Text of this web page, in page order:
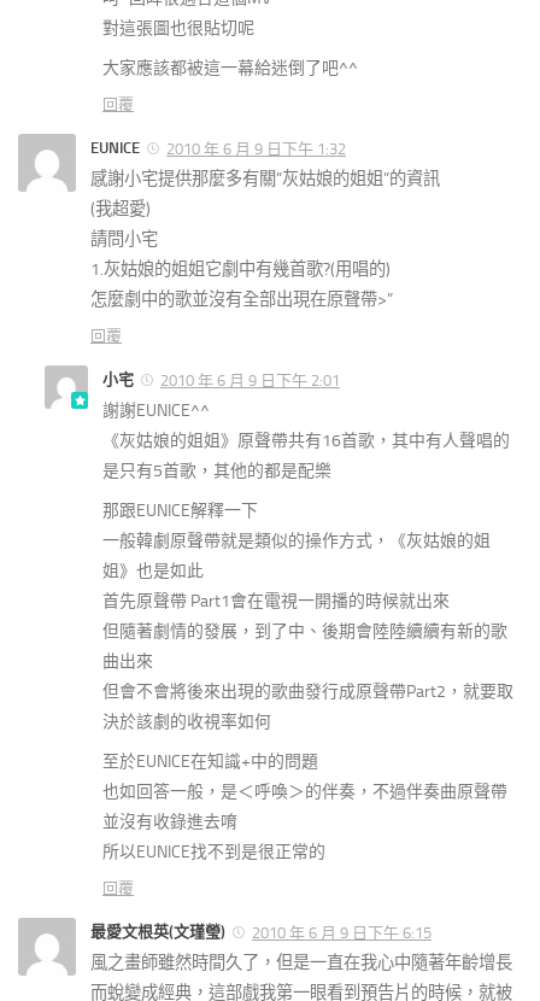
對這張圖也很貼切呢
大家應該都被這一幕給迷倒了吧^^
回覆
EUNICE 2010 年 6 月 9 日下午 1:32
感謝小宅提供那麼多有關”灰姑娘的姐姐”的資訊
(我超愛)
請問小宅
1.灰姑娘的姐姐它劇中有幾首歌?(用唱的)
怎麼劇中的歌並沒有全部出現在原聲帶>”
回覆
小宅 2010 年 6 月 9 日下午 2:01
謝謝EUNICE^^
《灰姑娘的姐姐》原聲帶共有16首歌，其中有人聲唱的
是只有5首歌，其他的都是配樂
那跟EUNICE解釋一下
一般韓劇原聲帶就是類似的操作方式，《灰姑娘的姐
姐》也是如此
首先原聲帶 Part1會在電視一開播的時候就出來
但隨著劇情的發展，到了中、後期會陸陸續續有新的歌
曲出來
但會不會將後來出現的歌曲發行成原聲帶Part2，就要取
決於該劇的收視率如何
至於EUNICE在知識+中的問題
也如回答一般，是＜呼喚＞的伴奏，不過伴奏曲原聲帶
並沒有收錄進去唷
所以EUNICE找不到是很正常的
回覆
最愛文根英(文瑾瑩) 2010 年 6 月 9 日下午 6:15
風之畫師雖然時間久了，但是一直在我心中隨著年齡增長
而蛻變成經典，這部戲我第一眼看到預告片的時候，就被